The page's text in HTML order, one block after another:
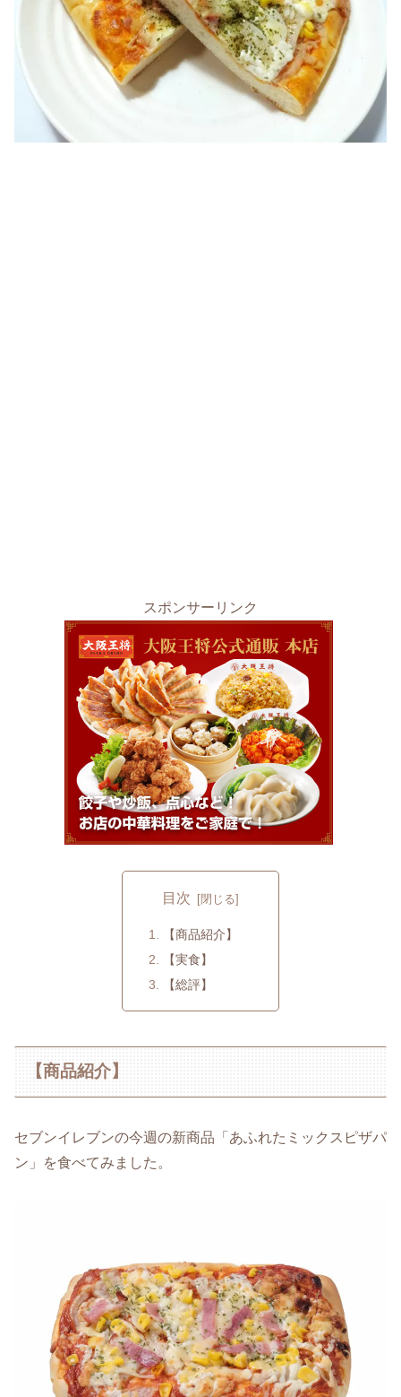
スポンサーリンク
目次
【商品紹介】
【実食】
【総評】
【商品紹介】
セブンイレブンの今週の新商品「あふれたミックスピザパ
ン」を食べてみました。